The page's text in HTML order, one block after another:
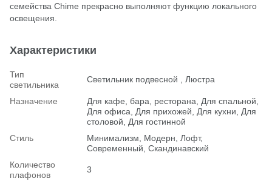
семейства Chime прекрасно выполняют функцию локального
освещения.
Характеристики
Тип
светильника
Светильник подвесной , Люстра
Назначение
Для кафе, бара, ресторана, Для спальной,
Для офиса, Для прихожей, Для кухни, Для
столовой, Для гостинной
Стиль
Минимализм, Модерн, Лофт,
Современный, Скандинавский
Количество
плафонов
3